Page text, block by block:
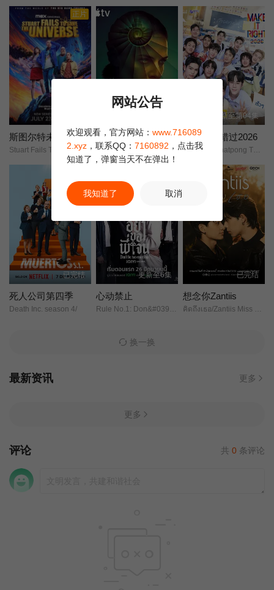
第07集 第08集 第09集
第10集 第11集 第12集
第13集
正片
更新至3集
斯图尔特未能拯救宇宙
Stuart Fails To Save The Universe/
末日地堡第三季
羊毛战记/羊毛记/
更新至第04集
爱来了别错过2026
Shane Thanatpong Thaveesapmanee/
已完结
死人公司第四季
Death Inc. season 4/
更新至6集
心动禁止
已完结
想念你Zantiis
换一换
最新资讯 更多
更多
评论 共 0 条评论
网站公告
欢迎观看，官方网站： www.716089
2.xyz ，联系QQ： 7160892 ，点击我
知道了，弹窗当天不在弹出！
我知道了 取消